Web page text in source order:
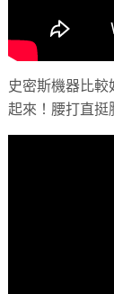
史密斯機器比
起來！腰打直挺